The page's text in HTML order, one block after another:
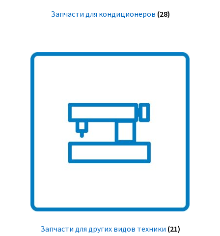
Запчасти для кондиционеров (28)
Запчасти для других видов техники (21)